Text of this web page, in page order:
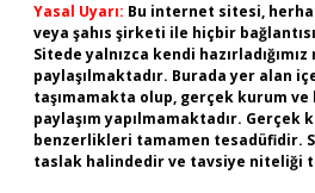
Yasal Uyarı: Bu internet sitesi,
veya şahıs şirketi ile hiçbir
Sitede yalnızca kendi
paylaşılmaktadır. Burada yer alan
taşımamakta olup, gerçek kurum ve
paylaşım yapılmamaktadır. Gerçek
benzerlikleri tamamen tesadüfidir.
taslak halindedir ve tavsiye niteliği